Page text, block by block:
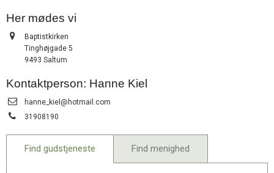
6.0:
Mission
7.0:
Om
BaptistKirken
8.0:
Kontakt
Forside
10.0:
Nyheder
11.0:
Kalender
12.0:
Inspiration
15.0:
Om
Her mødes vi
Adresse:
Baptistkirken
Tinghøjgade 5
9493 Saltum
Kontaktperson: Hanne Kiel
Send
email:
hanne_kiel@hotmail.com
Tlf.:
31908190
Find gudstjeneste Find menighed